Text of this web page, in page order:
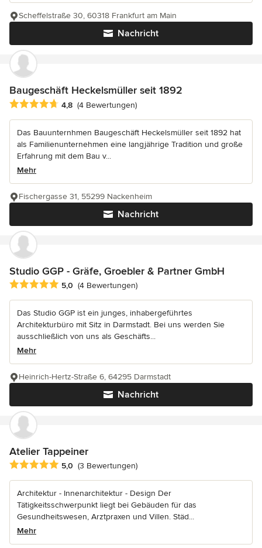
Nachricht
Scheffelstraße 30, 60318 Frankfurt am Main
Baugeschäft Heckelsmüller seit 1892
Durchschnittliche Bewertung: 4.8 von 5 Sternen
4,8 (4 Bewertungen)
Das Bauunternhmen Baugeschäft Heckelsmüller seit 1892 hat
als Familienunternehmen eine langjährige Tradition und große
Erfahrung mit dem Bau v...
Mehr
Nachricht
Fischergasse 31, 55299 Nackenheim
Studio GGP - Gräfe, Groebler & Partner GmbH
Durchschnittliche Bewertung: 5 von 5 Sternen
5,0 (4 Bewertungen)
Das Studio GGP ist ein junges, inhabergeführtes
Architekturbüro mit Sitz in Darmstadt. Bei uns werden Sie
ausschließlich von uns als Geschäfts...
Mehr
Nachricht
Heinrich-Hertz-Straße 6, 64295 Darmstadt
Atelier Tappeiner
Durchschnittliche Bewertung: 5 von 5 Sternen
5,0 (3 Bewertungen)
Architektur - Innenarchitektur - Design Der
Tätigkeitsschwerpunkt liegt bei Gebäuden für das
Gesundheitswesen, Arztpraxen und Villen. Städ...
Mehr